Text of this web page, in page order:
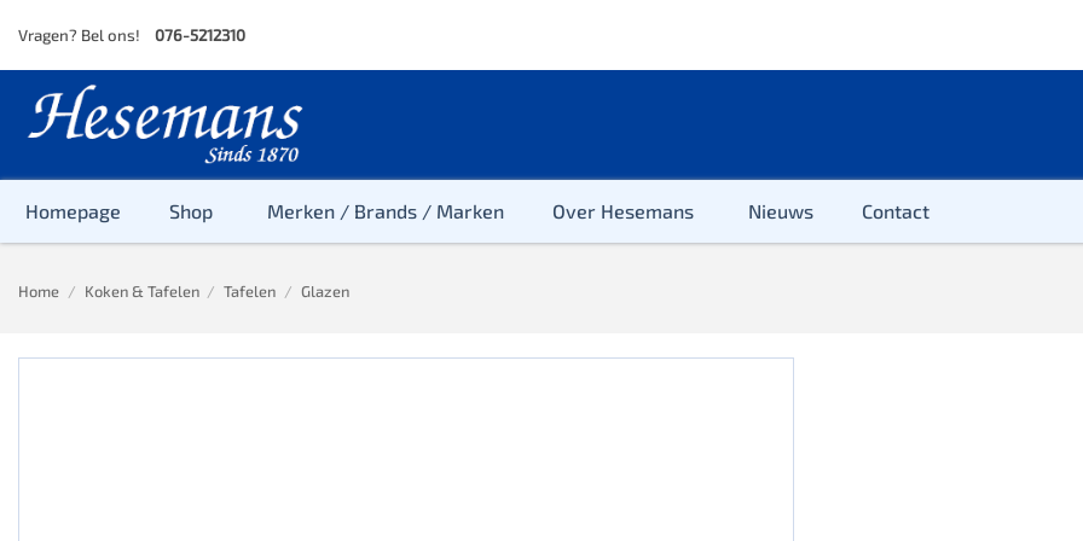
content
Vragen? Bel ons! 076-5212310
Homepage Shop Merken / Brands / Marken Over Hesemans Nieuws Contact
Home / Koken & Tafelen / Tafelen / Glazen